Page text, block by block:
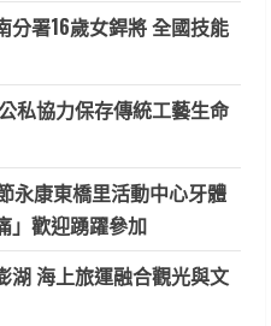
分署16歲女銲將 全國技能
私協力保存傳統工藝生命
永康東橋里活動中心牙體
」歡迎踴躍參加
湖 海上旅運融合觀光與文